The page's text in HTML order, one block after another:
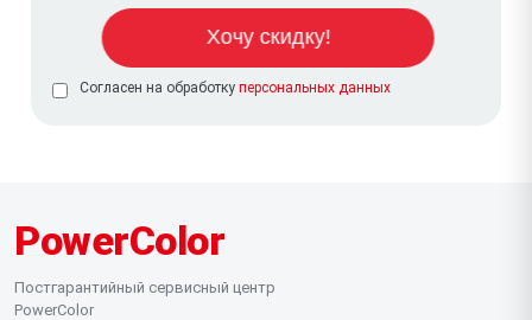
Согласен на обработку персональных данных
PowerColor
Постгарантийный сервисный центр
PowerColor